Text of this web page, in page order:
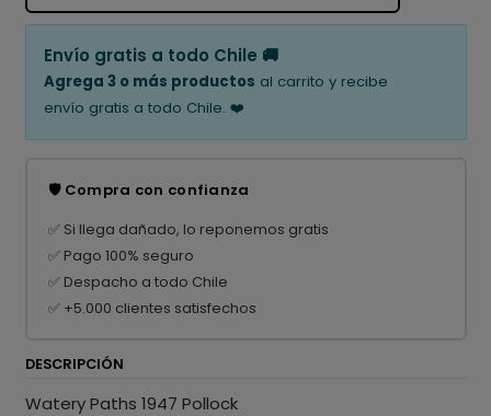
Envío gratis a todo Chile 🚚
Agrega 3 o más productos al carrito y recibe
envío gratis a todo Chile. ❤️
🛡️ Compra con confianza
✅ Si llega dañado, lo reponemos gratis
✅ Pago 100% seguro
✅ Despacho a todo Chile
✅ +5.000 clientes satisfechos
DESCRIPCIÓN
Watery Paths 1947 Pollock